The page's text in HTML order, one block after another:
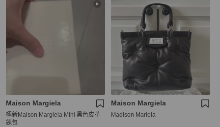
Maison Margiela
極新Maison Margiela Mini 黑色皮革
鍊包
Maison Margiela
Madison Mariela